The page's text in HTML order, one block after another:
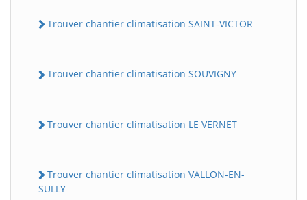
Trouver chantier climatisation SAINT-VICTOR
Trouver chantier climatisation SOUVIGNY
Trouver chantier climatisation LE VERNET
Trouver chantier climatisation VALLON-EN-
SULLY